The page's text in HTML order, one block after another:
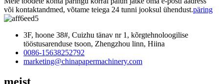
või kontaktandmed, võtame teiega 24 tunni jooksul ühendust.päring
3F, hoone 38#, Cuizhu tänav nr 1, kõrgtehnoloogilise
tööstusarenduse tsoon, Zhengzhou linn, Hiina
0086-15638252792
marketing@chinapapermachinery.com